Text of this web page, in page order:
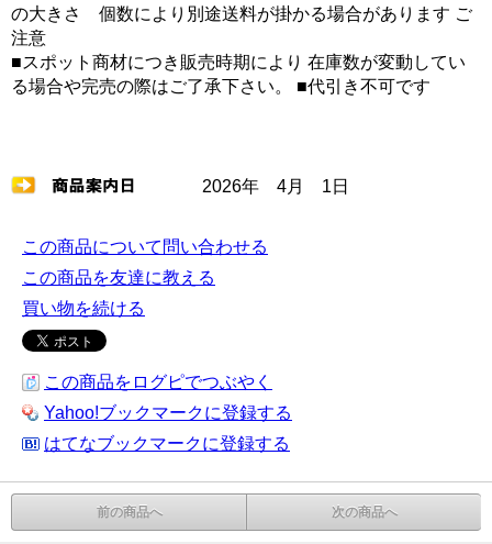
の大きさ 個数により別途送料が掛かる場合があります ご
注意
■スポット商材につき販売時期により 在庫数が変動してい
る場合や完売の際はご了承下さい。 ■代引き不可です
2026年 4月 1日
この商品について問い合わせる
この商品を友達に教える
買い物を続ける
この商品をログピでつぶやく
Yahoo!ブックマークに登録する
はてなブックマークに登録する
前の商品へ 次の商品へ